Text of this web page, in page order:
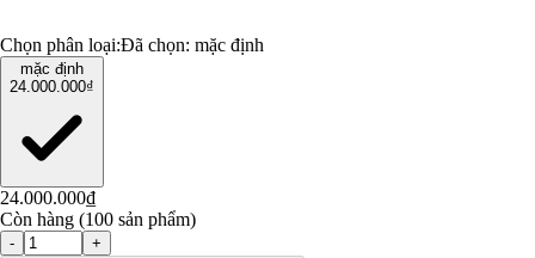
Chọn phân loại:Đã chọn: mặc định
mặc định
24.000.000₫
24.000.000₫
Còn hàng (100 sản phẩm)
-
+